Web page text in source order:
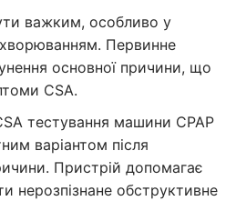
важким, особливо у
Первинне
основної причини, що
CSA.
тестування машини CPAP
варіантом після
Пристрій допомагає
нерозпізнане обструктивне